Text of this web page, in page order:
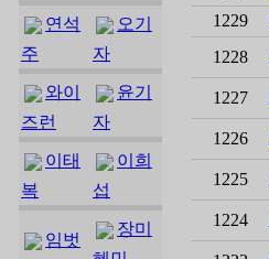
연석
주
오기
자
와이
즈런
윤기
자
이태
복
이희
섭
임벗
장미
1229
1228
1227
1226
1225
1224